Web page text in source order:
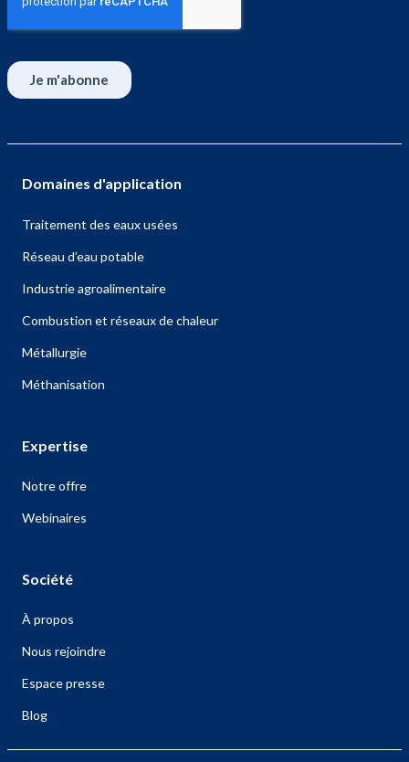
Domaines d'application
Traitement des eaux usées
Réseau d’eau potable
Industrie agroalimentaire
Combustion et réseaux de chaleur
Métallurgie
Méthanisation
Expertise
Notre offre
Webinaires
Société
À propos
Nous rejoindre
Espace presse
Blog